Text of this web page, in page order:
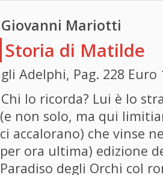
Giovanni Mariotti
Storia di Matilde
gli Adelphi, Pag. 228 Euro
Chi lo ricorda? Lui è lo
(e non solo, ma qui
ci accalorano) che vinse
per ora ultima) edizione
Paradiso degli Orchi col